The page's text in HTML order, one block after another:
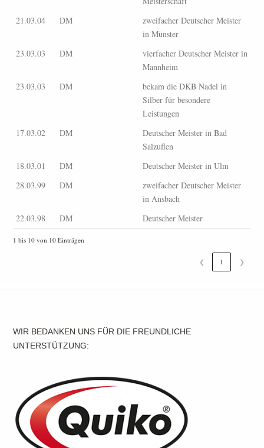
21.03.04
DM
zweifacher Deutscher Meister
in Münster
23.03.03
DM
vierfacher Deutscher Meister in
Mannheim
23.03.03
DM
bekam die DKB Nadel in
Silber für besondere
Leistungen
17.03.02
DM
Deutscher Meister in Bad
Salzuflen
18.03.01
DM
Deutscher Meister in Ulm
28.03.99
DM
zweifacher Deutscher Meister
in Ansbach
22.03.98
DM Deutscher Meister
1 bis 10 von 10 Einträgen
❮ 1 ❯
WIR BEDANKEN UNS FÜR DIE FREUNDLICHE
UNTERSTÜTZUNG: